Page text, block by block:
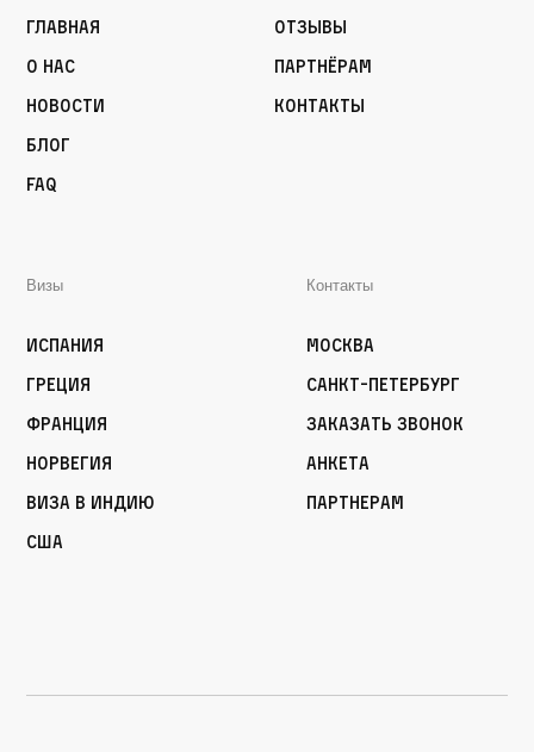
Главная
О нас
Новости
Блог
FAQ
Отзывы
Партнёрам
Контакты
Визы
Испания
Греция
Франция
Норвегия
Виза в Индию
США
Контакты
Москва
Санкт-Петербург
Заказать звонок
Анкета
Партнерам